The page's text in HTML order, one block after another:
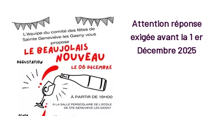
Attention réponse
exigée avant la 1 er
Décembre 2025